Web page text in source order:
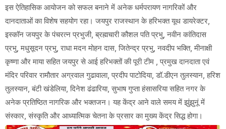
इस ऐतिहासिक आयोजन को सफल बनाने में अनेक धर्मपरायण नागरिकों और
दानदाताओं का विशेष सहयोग रहा। जयपुर राजस्थान के हरिभक्त यूथ डायरेक्टर,
इस्कॉन जयपुर के पंचरत्न प्रभुजी, ब्रह्मचारी कौशल पति प्रभु, नवीन कांतिदास
प्रभु, मधुसूदन प्रभु, राधा मदन मोहन दास, जितेन्द्र प्रभु, नवदीप भक्ति, मीनाक्षी
कृष्णा और माया सहित जयपुर से आई हरिभक्तों की पूरी टीम , प्रमुख दानदाता एवं
मंदिर परिवार रामौतार अग्रवाल गुढावाला, प्रदीप पाटोदिया, डॉ.डीएन तुलस्यान, हरिश
तुलस्यान, बंटी खंडेलिया, दिनेश ढंढारिया, सुभाष गुप्ता हंसासरिया सहित नगर के
अनेक प्रतिष्ठित नागरिक और भक्तजन। यह केंद्र आने वाले समय में झुंझुनूं में
संस्कार, संस्कृति और आध्यात्मिक चेतना के प्रसार का मुख्य केंद्र सिद्ध होगा।